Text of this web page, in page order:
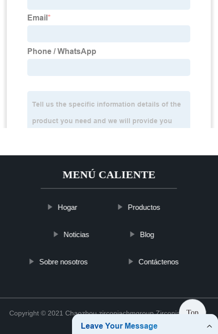
MENÚ CALIENTE
Hogar Productos
Noticias Blog
Sobre nosotros Contáctenos
Copyright © 2021 Chaozhou zirconiachmgroup Zirconia Co., Ltd.
Sitemap
Top